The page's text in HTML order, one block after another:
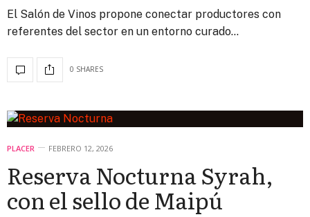
El Salón de Vinos propone conectar productores con
referentes del sector en un entorno curado…
0 SHARES
PLACER FEBRERO 12, 2026
Reserva Nocturna Syrah,
con el sello de Maipú